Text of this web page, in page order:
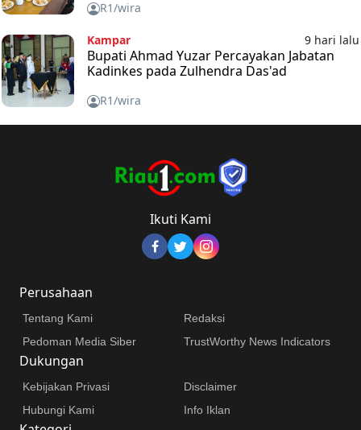
R1/wira
Kampar 9 hari lalu
Bupati Ahmad Yuzar Percayakan Jabatan
Kadinkes pada Zulhendra Das'ad
R1/wira
Ikuti Kami
Perusahaan
Tentang Kami
Redaksi
Pedoman Media Siber
TrustWorthy News Indicators
Dukungan
Kebijakan Privasi
Disclaimer
Hubungi Kami
Info Iklan